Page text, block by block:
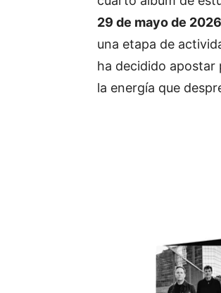
29 de mayo de 2026
una etapa de
ha decidido
la energía que